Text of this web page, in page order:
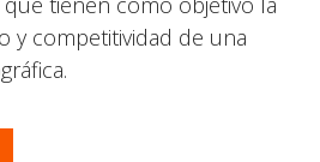
y competitividad de una